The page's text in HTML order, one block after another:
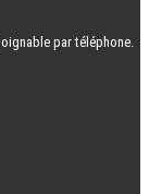
par téléphone.